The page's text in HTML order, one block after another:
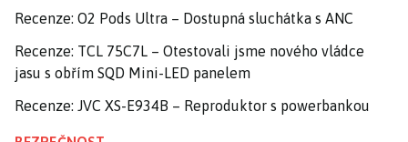
Recenze: O2 Pods Ultra – Dostupná sluchátka s ANC
Recenze: TCL 75C7L – Otestovali jsme nového vládce
jasu s obřím SQD Mini-LED panelem
Recenze: JVC XS-E934B – Reproduktor s powerbankou